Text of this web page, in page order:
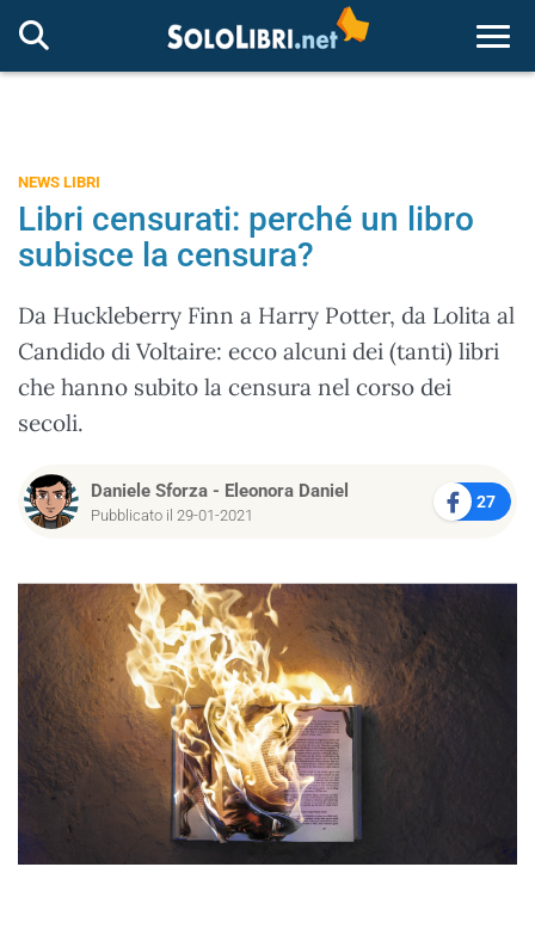
NEWS LIBRI
Libri censurati: perché un libro
subisce la censura?
Da Huckleberry Finn a Harry Potter, da Lolita al
Candido di Voltaire: ecco alcuni dei (tanti) libri
che hanno subito la censura nel corso dei
secoli.
Daniele Sforza - Eleonora Daniel
Pubblicato il 29-01-2021
27